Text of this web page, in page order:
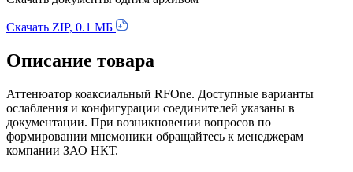
Скачать ZIP, 0.1 МБ
Описание товара
Аттенюатор коаксиальный RFOne. Доступные варианты
ослабления и конфигурации соединителей указаны в
документации. При возникновении вопросов по
формировании мнемоники обращайтесь к менеджерам
компании ЗАО НКТ.